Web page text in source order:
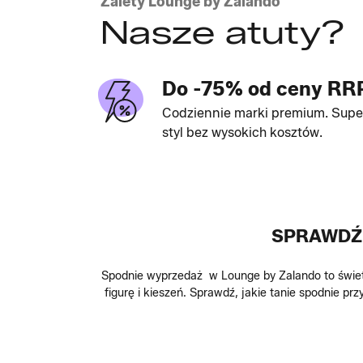
Nasze atuty?
Do -75% od ceny
Codziennie marki premium.
styl bez wysokich kosztów.
Spodnie wyprzedaż w Lounge by Zalando to
figurę i kieszeń. Sprawdź, jakie tanie spodnie